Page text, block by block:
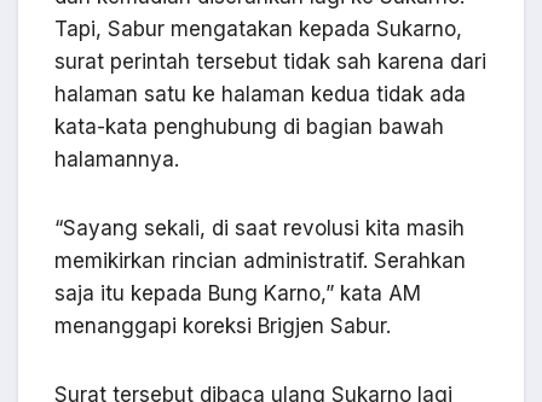
Tapi, Sabur mengatakan kepada Sukarno,
surat perintah tersebut tidak sah karena dari
halaman satu ke halaman kedua tidak ada
kata-kata penghubung di bagian bawah
halamannya.
“Sayang sekali, di saat revolusi kita masih
memikirkan rincian administratif. Serahkan
saja itu kepada Bung Karno,” kata AM
menanggapi koreksi Brigjen Sabur.
Surat tersebut dibaca ulang Sukarno lagi